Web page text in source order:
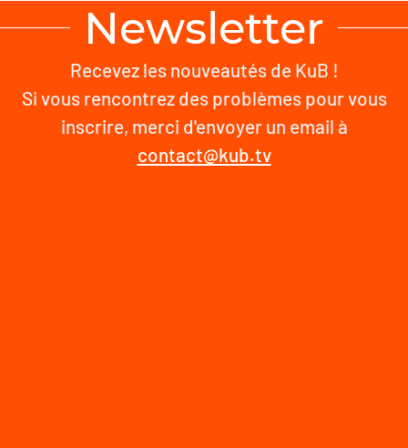
Newsletter
Recevez les nouveautés de KuB !
Si vous rencontrez des problèmes pour vous
inscrire, merci d'envoyer un email à
contact@kub.tv